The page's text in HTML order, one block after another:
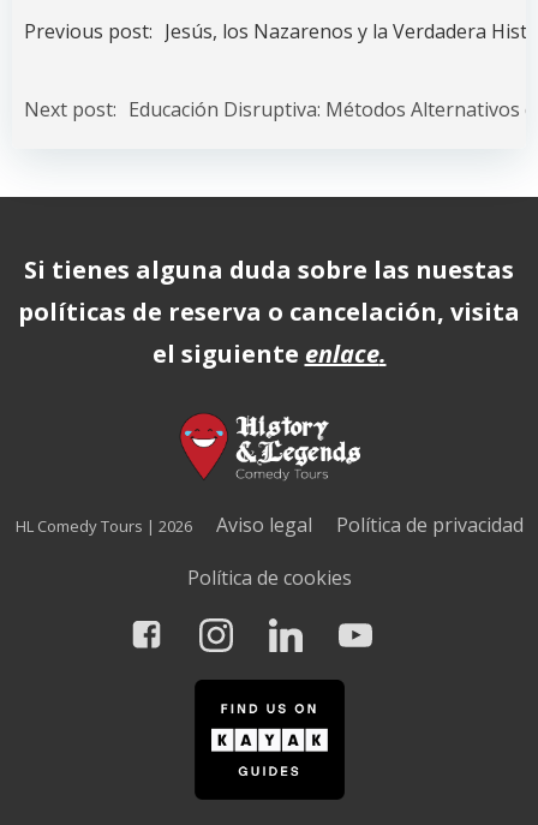
Navegación
deentradas
Previous post: Jesús, los Nazarenos y la Verdadera
Navegación
deentradas
Next post: Educación Disruptiva: Métodos Alternativos
Si tienes alguna duda sobre las nuestas
políticas de reserva o cancelación, visita
el siguiente enlace.
HL Comedy Tours | 2026 Aviso legal
Política de privacidad
Política de cookies